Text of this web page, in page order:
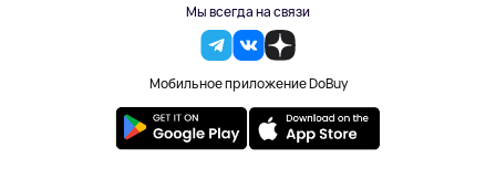
Мы всегда на связи
Мобильное приложение DoBuy